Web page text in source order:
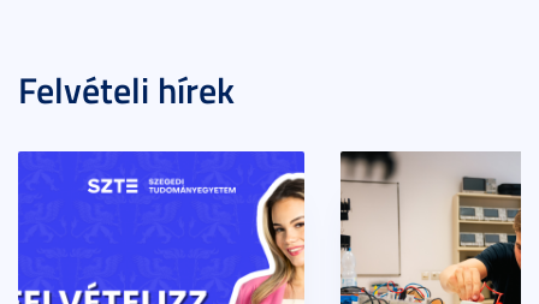
Felvételi hírek